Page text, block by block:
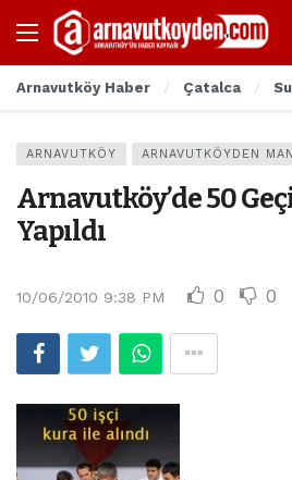
Arnavutköy Haber Çatalca
ARNAVUTKÖY ARNAVUTKÖYDEN
Arnavutköy’de 50
Yapıldı
10/06/2010 9:38 PM 0 0